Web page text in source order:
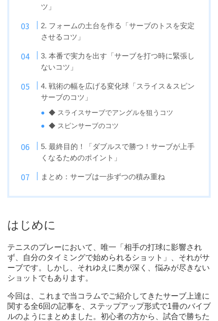
ツ」
2. フォームの土台を作る「サーブのトスを安定
させるコツ」
3. 本番で実力を出す「サーブを打つ時に緊張し
ないコツ」
4. 戦術の幅を広げる変化球「スライス＆スピン
サーブのコツ」
◆ スライスサーブでアングルを狙うコツ
◆ スピンサーブのコツ
5. 最終目的！「ダブルスで勝つ！サーブが上手
くなるためのポイント」
まとめ：サーブは一歩ずつの積み重ね
はじめに
テニスのプレーにおいて、唯一「相手の打球に影響され
ず、自分のタイミングで始められるショット」、それがサ
ーブです。しかし、それゆえに奥が深く、悩みが尽きない
ショットでもあります。
今回は、これまで当コラムでご紹介してきたサーブ上達に
関する全6回の記事を、ステップアップ形式で1冊のバイブ
ルのようにまとめました。初心者の方から、試合で勝ちた